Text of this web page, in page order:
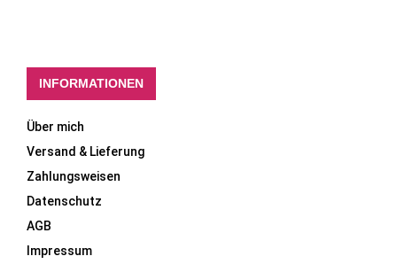
INFORMATIONEN
Über mich
Versand & Lieferung
Zahlungsweisen
Datenschutz
AGB
Impressum